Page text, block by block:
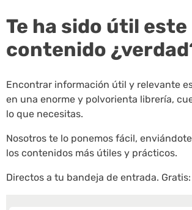
Te ha sido útil este
contenido
Encontrar información útil y relevante
en una enorme y polvorienta librería,
lo que necesitas.
Nosotros te lo ponemos fácil,
los contenidos más útiles y prácticos.
Directos a tu bandeja de entrada. Gratis: